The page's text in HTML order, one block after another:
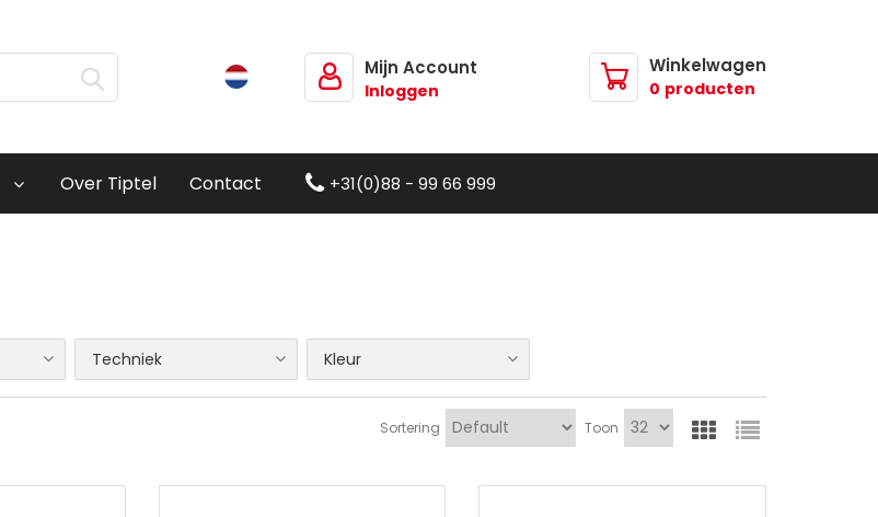
Mijn Account
Inloggen
Winkelwagen
0 producten
Over Tiptel Contact +31(0)88 - 99 66 999
Techniek Kleur
Sortering Toon